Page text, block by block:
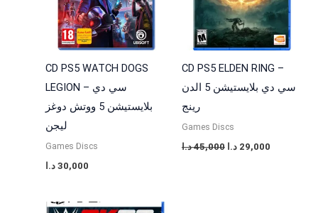
CD PS5 WATCH DOGS
LEGION – سي دي
بلايستيشن 5 ووتش دوغز
ليجن
Games Discs
30,000 د.ا
CD PS5 ELDEN RING –
سي دي بلايستيشن 5 الدن
رينج
Games Discs
45,000 د.ا 29,000 د.ا